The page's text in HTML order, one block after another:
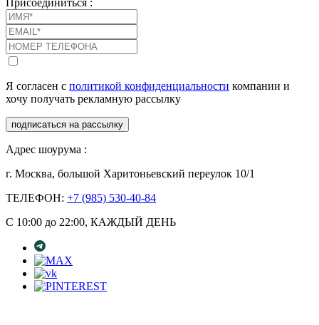
Присоединиться :
Я согласен с политикой конфиденциальности компании и
хочу получать рекламную рассылку
подписаться на рассылку
Адрес шоурума :
г. Москва, большой Харитоньевский переулок 10/1
ТЕЛЕФОН: +7 (985) 530-40-84
С 10:00 до 22:00, КАЖДЫЙ ДЕНЬ